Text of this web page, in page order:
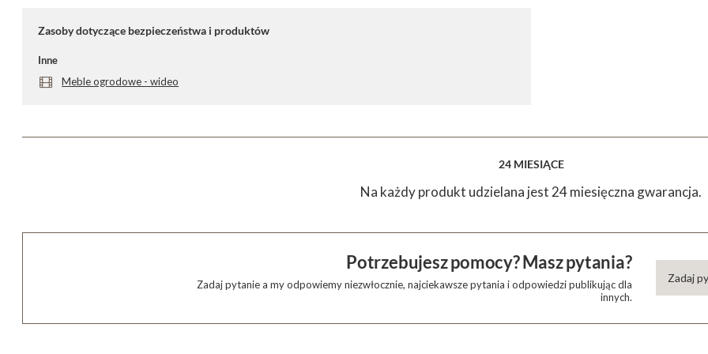
Zasoby dotyczące bezpieczeństwa i produktów
Inne
Meble ogrodowe - wideo
24 MIESIĄCE
Na każdy produkt udzielana jest 24 miesięczna gwarancja.
Potrzebujesz pomocy? Masz pytania?
Zadaj pytanie a my odpowiemy niezwłocznie, najciekawsze pytania i odpowiedzi publikując dla
innych.
Zadaj